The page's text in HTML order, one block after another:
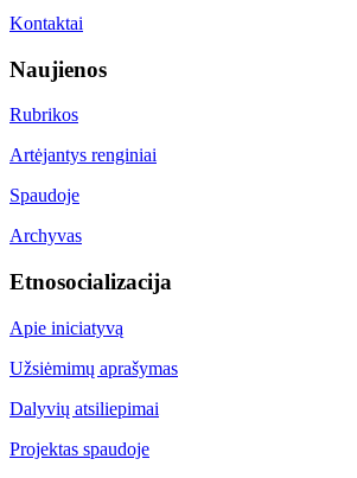
Kontaktai
Naujienos
Rubrikos
Artėjantys renginiai
Spaudoje
Archyvas
Etnosocializacija
Apie iniciatyvą
Užsiėmimų aprašymas
Dalyvių atsiliepimai
Projektas spaudoje